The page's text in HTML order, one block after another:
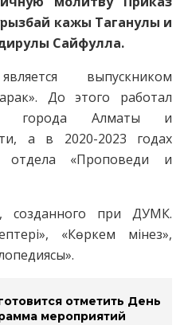
кажы Таганулы и
Сайфулла.
выпускником
До этого работал
города Алматы и
а в 2020-2023 годах
отдела «Проповеди и
созданного при ДУМК.
«Көркем мінез»,
отметить День
мероприятий